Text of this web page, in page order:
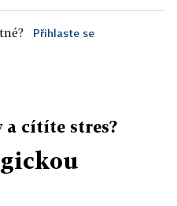
Přihlaste se
a cítíte stres?